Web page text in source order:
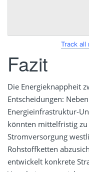
Track all
Fazit
Die Energieknappheit
Entscheidungen:
Energieinfrastruktur-
könnten mittelfristig
Stromversorgung
Rohstoffketten
entwickelt konkrete